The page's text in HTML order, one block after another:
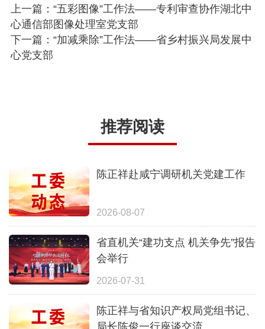
上一篇：“五彩图像”工作法——专利审查协作湖北中
心通信部图像处理室党支部
下一篇：“加减乘除”工作法——省乡村振兴局发展中
心党支部
推荐阅读
陈正祥赴咸宁调研机关党建工作
2026-08-07
省直机关“建功支点 机关争先”报告
会举行
2026-07-31
陈正祥与省知识产权局党组书记、
局长陈俊一行座谈交流